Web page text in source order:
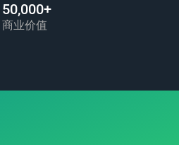
50,000+
商业价值